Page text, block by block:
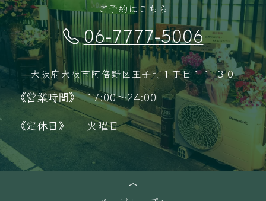
ご予約はこちら
06-7777-5006
大阪府大阪市阿倍野区王子町１丁目１１−３０
《営業時間》 17:00～24:00
《定休日》
火曜日